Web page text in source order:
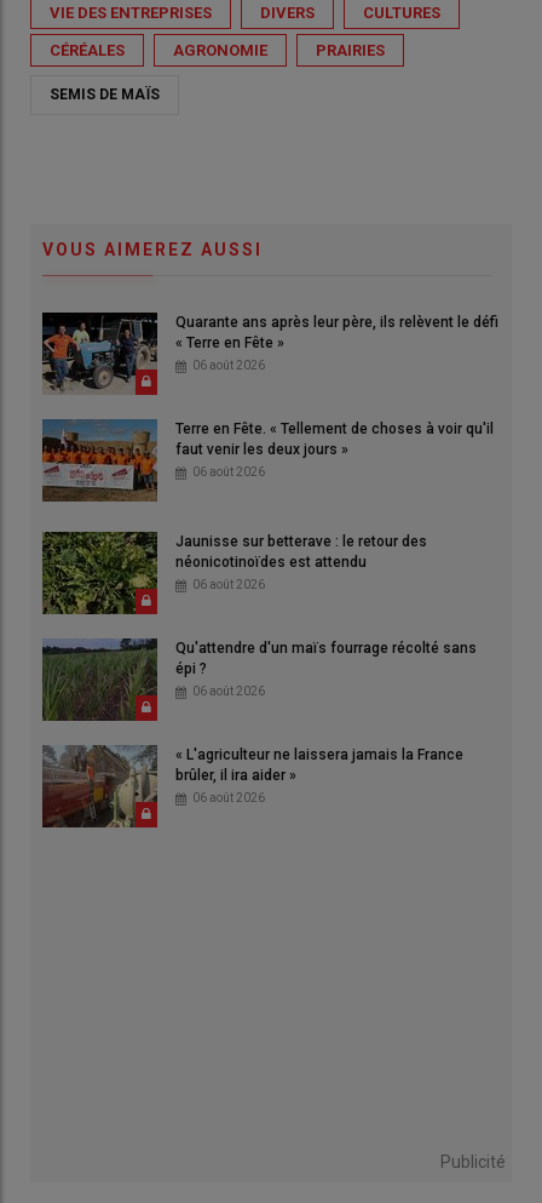
VIE DES ENTREPRISES DIVERS CULTURES
CÉRÉALES AGRONOMIE PRAIRIES
SEMIS DE MAÏS
VOUS AIMEREZ AUSSI
Quarante ans après leur père, ils relèvent le défi
« Terre en Fête »
06 août 2026
Terre en Fête. « Tellement de choses à voir qu'il
faut venir les deux jours »
06 août 2026
Jaunisse sur betterave : le retour des
néonicotinoïdes est attendu
06 août 2026
Qu'attendre d'un maïs fourrage récolté sans
épi ?
06 août 2026
« L'agriculteur ne laissera jamais la France
brûler, il ira aider »
06 août 2026
Publicité